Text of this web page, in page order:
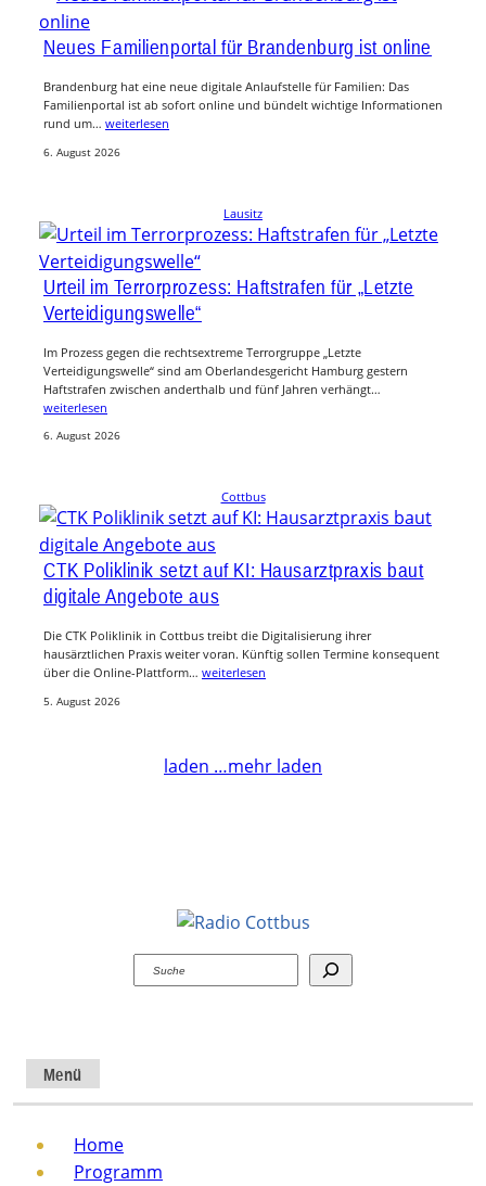
Neues Familienportal für Brandenburg ist online
Brandenburg hat eine neue digitale Anlaufstelle für Familien: Das
Familienportal ist ab sofort online und bündelt wichtige Informationen
rund um… weiterlesen
6. August 2026
Lausitz
Urteil im Terrorprozess: Haftstrafen für „Letzte
Verteidigungswelle“
Im Prozess gegen die rechtsextreme Terrorgruppe „Letzte
Verteidigungswelle“ sind am Oberlandesgericht Hamburg gestern
Haftstrafen zwischen anderthalb und fünf Jahren verhängt…
weiterlesen
6. August 2026
Cottbus
CTK Poliklinik setzt auf KI: Hausarztpraxis baut
digitale Angebote aus
Die CTK Poliklinik in Cottbus treibt die Digitalisierung ihrer
hausärztlichen Praxis weiter voran. Künftig sollen Termine konsequent
über die Online-Plattform… weiterlesen
5. August 2026
laden …mehr laden
Suchen
Menü
Home
Programm